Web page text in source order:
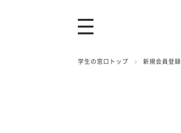
学生の窓口トップ 新規会員登録